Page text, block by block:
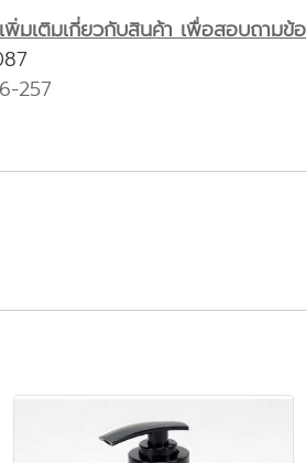
มเติมเกี่ยวกับสินค้า เพื่อสอบถามข้
257